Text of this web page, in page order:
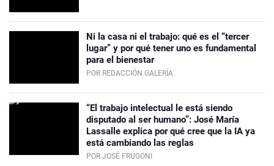
Ni la casa ni el trabajo: qué es el “tercer
lugar” y por qué tener uno es fundamental
para el bienestar
POR REDACCIÓN GALERÍA
“El trabajo intelectual le está siendo
disputado al ser humano”: José María
Lassalle explica por qué cree que la IA ya
está cambiando las reglas
POR JOSÉ FRUGONI